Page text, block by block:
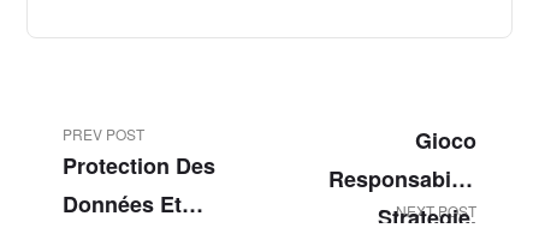
PREV POST
Protection Des
Données Et
NEXT POST
Gioco
Responsabile:
Strategie,